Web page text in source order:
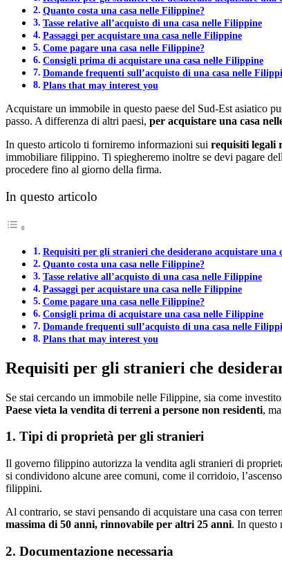
Quanto costa una casa nelle Filippine?
Tasse relative all’acquisto di una casa nelle Filippine
Passaggi per acquistare una casa nelle Filippine
Come pagare una casa nelle Filippine?
Consigli prima di acquistare una casa nelle Filippine
Domande frequenti sull’acquisto di una casa nelle
Plans that may interest you
Acquistare un immobile in questo paese del Sud-Est asiatico
passo. A differenza di altri paesi, per acquistare una casa
In questo articolo ti forniremo informazioni sui requisiti legali
immobiliare filippino. Ti spiegheremo inoltre se devi pagare
procedere fino al giorno della firma.
In questo articolo
Requisiti per gli stranieri che desiderano acquistare una
Quanto costa una casa nelle Filippine?
Tasse relative all’acquisto di una casa nelle Filippine
Passaggi per acquistare una casa nelle Filippine
Come pagare una casa nelle Filippine?
Consigli prima di acquistare una casa nelle Filippine
Domande frequenti sull’acquisto di una casa nelle
Plans that may interest you
Requisiti per gli stranieri che
Se stai cercando un immobile nelle Filippine, sia come
Paese vieta la vendita di terreni a persone non residenti,
1. Tipi di proprietà per gli stranieri
Il governo filippino autorizza la vendita agli stranieri di
si condividono alcune aree comuni, come il corridoio,
filippini.
Al contrario, se stavi pensando di acquistare una casa con
massima di 50 anni, rinnovabile per altri 25 anni. In questo
2. Documentazione necessaria